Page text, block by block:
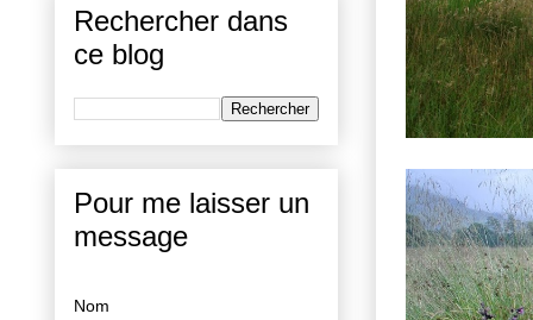
Rechercher dans
ce blog
Pour me laisser un
message
Nom